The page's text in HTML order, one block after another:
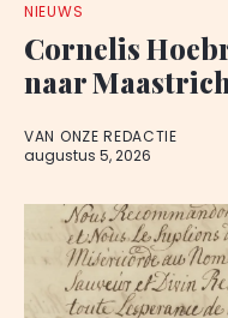
NIEUWS
Cornelis
naar
VAN ONZE REDACTIE
augustus 5, 2026